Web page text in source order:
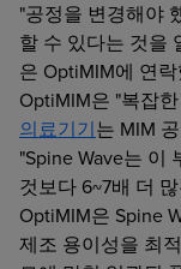
"공정을 변경해야
할 수 있다는 것을
은 OptiMIM에 연
OptiMIM은 "복잡
의료기기는 MIM
"Spine Wave는 이
것보다 6~7배 더
OptiMIM은 Spine
제조 용이성을 최